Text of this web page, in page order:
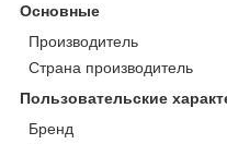
Основные
Производитель
Страна производитель
Пользовательские
Бренд